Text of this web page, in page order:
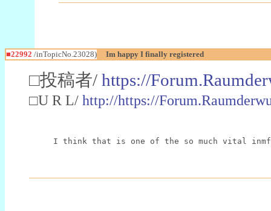
■22992 /inTopicNo.23028) Im happy I finally registered
□投稿者/ https://
□U R L/ http://https://
I think that is one of the so much vital